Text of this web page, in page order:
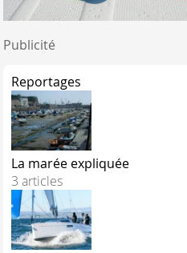
que les 2 sphères noires
Publicité
Reportages
La marée expliquée
3 articles